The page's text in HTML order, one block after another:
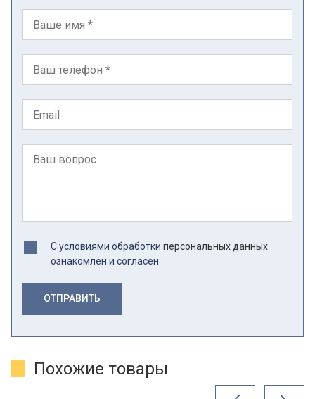
С условиями обработки персональных данных
ознакомлен и согласен
ОТПРАВИТЬ
Похожие товары